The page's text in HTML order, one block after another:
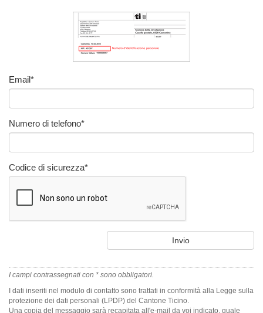
Email*
Numero di telefono*
Codice di sicurezza*
I campi contrassegnati con * sono obbligatori.
I dati inseriti nel modulo di contatto sono trattati in conformità alla Legge sulla
protezione dei dati personali (LPDP) del Cantone Ticino.
Una copia del messaggio sarà recapitata all'e-mail da voi indicato, quale